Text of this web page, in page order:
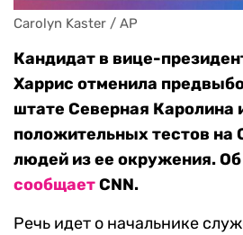
Carolyn Kaster / AP
Кандидат в вице-
Харрис отменила
штате Северная Каролина
положительных тестов на
людей из ее окружения. Об
сообщаетCNN.
Речь идет о начальнике